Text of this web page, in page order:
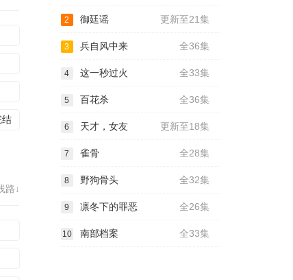
路↓
更新至21集
2 御廷谣
全36集
3 兵自风中来
全33集
4 这一秒过火
全36集
5 百花杀
更新至18集
6 天才，女友
全28集
7 雀骨
全32集
8 野狗骨头
全26集
9 凛冬下的罪恶
全33集
10 南部档案